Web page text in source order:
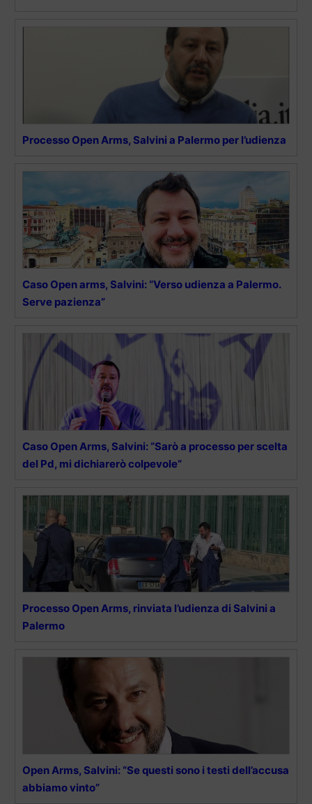
Processo Open Arms, Salvini a Palermo per l’udienza
Caso Open arms, Salvini: “Verso udienza a Palermo.
Serve pazienza”
Caso Open Arms, Salvini: “Sarò a processo per scelta
del Pd, mi dichiarerò colpevole”
Processo Open Arms, rinviata l’udienza di Salvini a
Palermo
Open Arms, Salvini: “Se questi sono i testi dell’accusa
abbiamo vinto”